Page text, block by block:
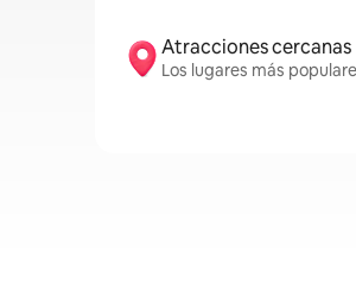
Atracciones cercanas
Los lugares más